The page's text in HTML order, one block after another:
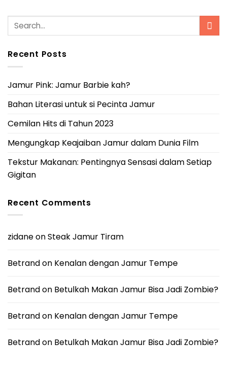
Recent Posts
Jamur Pink: Jamur Barbie kah?
Bahan Literasi untuk si Pecinta Jamur
Cemilan Hits di Tahun 2023
Mengungkap Keajaiban Jamur dalam Dunia Film
Tekstur Makanan: Pentingnya Sensasi dalam Setiap
Gigitan
Recent Comments
zidaneonSteak Jamur Tiram
Betrandon Kenalan dengan Jamur Tempe
Betrandon Betulkah Makan Jamur Bisa Jadi Zombie?
Betrandon Kenalan dengan Jamur Tempe
Betrandon Betulkah Makan Jamur Bisa Jadi Zombie?